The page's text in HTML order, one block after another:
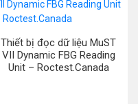
Thiết bị đọc dữ liệu MuST
VII Dynamic FBG Reading
Unit – Roctest.Canada